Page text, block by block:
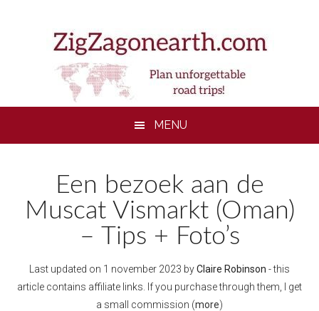
MENU
Een bezoek aan de
Muscat Vismarkt (Oman)
– Tips + Foto’s
Last updated on 1 november 2023 byClaire Robinson - this
article contains affiliate links. If you purchase through them, I get
a small commission (more)